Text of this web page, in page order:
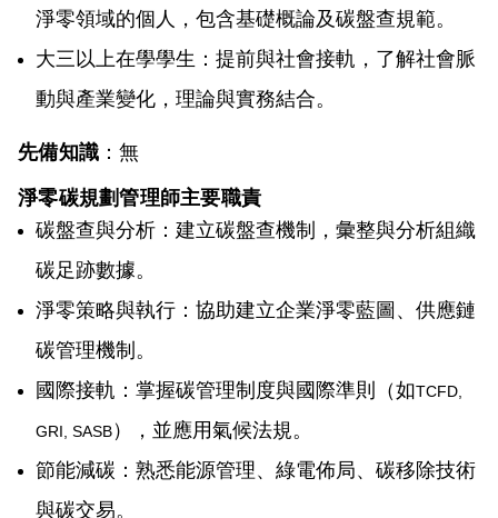
淨零領域的個人，包含基礎概論及碳盤查規範。
大三以上在學學生：提前與社會接軌，了解社會脈
動與產業變化，理論與實務結合。
先備知識 ：無
淨零碳規劃管理師主要職責
碳盤查與分析：建立碳盤查機制，彙整與分析組織
碳足跡數據。
淨零策略與執行：協助建立企業淨零藍圖、供應鏈
碳管理機制。
國際接軌：掌握碳管理制度與國際準則（如TCFD,
GRI, SASB），並應用氣候法規。
節能減碳：熟悉能源管理、綠電佈局、碳移除技術
與碳交易。